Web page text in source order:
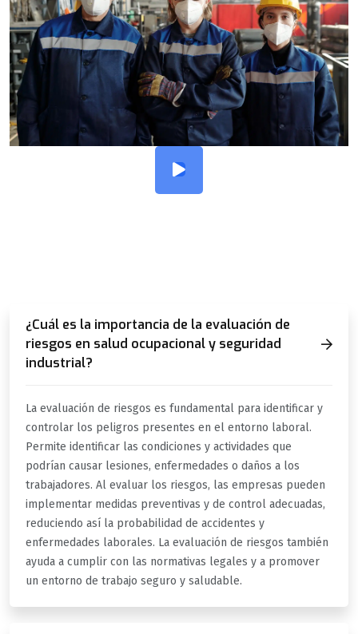
¿Cuál es la importancia de la evaluación de
riesgos en salud ocupacional y seguridad
industrial?
La evaluación de riesgos es fundamental para identificar y
controlar los peligros presentes en el entorno laboral.
Permite identificar las condiciones y actividades que
podrían causar lesiones, enfermedades o daños a los
trabajadores. Al evaluar los riesgos, las empresas pueden
implementar medidas preventivas y de control adecuadas,
reduciendo así la probabilidad de accidentes y
enfermedades laborales. La evaluación de riesgos también
ayuda a cumplir con las normativas legales y a promover
un entorno de trabajo seguro y saludable.